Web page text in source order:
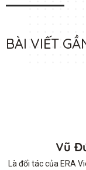
BÀI VIẾT
Vũ
Là đối tác của ERA